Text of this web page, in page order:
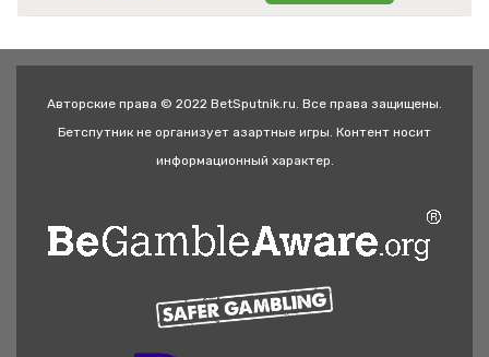
Авторские права © 2022 BetSputnik.ru. Все права защищены.
Бетспутник не организует азартные игры. Контент носит
информационный характер.